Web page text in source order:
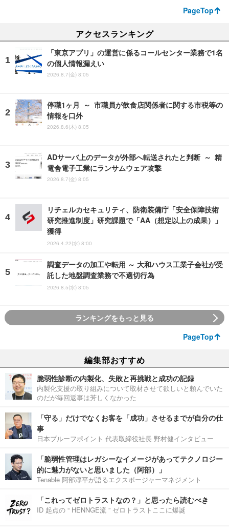
PageTop
アクセスランキング
「東京アプリ」の運営に係るコールセンター業務で1名
の個人情報漏えい
2026.8.7(金) 8:05
停職1ヶ月 ～ 市職員が飲食店関係者に関する市税等の
情報を口外
2026.8.6(木) 8:05
ADサーバ上のデータが外部へ転送されたと判断 ～ 精
電舎電子工業にランサムウェア攻撃
2026.8.7(金) 8:05
リチェルカセキュリティ、防衛装備庁「安全保障技術
研究推進制度」研究課題で「AA（想定以上の成果）」
獲得
2026.4.22(水) 8:00
調査データの加工や転用 ～ 大和ハウス工業子会社が受
託した地盤調査業務で不適切行為
2026.8.5(水) 8:05
ランキングをもっと見る
PageTop
編集部おすすめ
脆弱性診断の内製化、失敗と再挑戦と成功の記録
内製化支援の取り組みについて取材させて欲しいと頼んでいた
のだが毎回返事は芳しくなかった
「守る」だけでなくお客を「成功」させるまでが自分の仕
事
日本プルーフポイント 代表取締役社長 野村健インタビュー
「脆弱性管理はレガシーなイメージがあってテクノロジー
的に魅力がないと思いました（阿部）」
Tenable 阿部淳平が語るエクスポージャーマネジメント
「これってゼロトラストなの？」と思ったら読むべき
ID 起点の “ HENNGE流 ” ゼロトラストここに爆誕